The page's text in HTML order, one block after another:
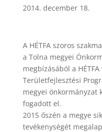
2014. december 18.
A HÉTFA szoros
a Tolna megyei
megbízásából a
Területfejlesztési
megyei önkormányzat
fogadott el.
2015 őszén a megye
tevékenységét